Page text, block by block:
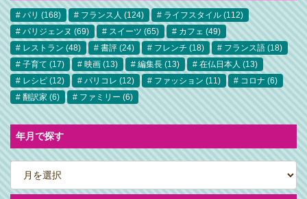
パリ (168) フランス人 (124) ライフスタイル (112)
パリジェンヌ (69) スイーツ (65) カフェ (49)
レストラン (48) 書評 (24) フレンチ (18) フランス語 (18)
子育て (17) 映画 (13) 編集長 (13) 在仏日本人 (13)
レシピ (12) パリコレ (12) ファッション (11) コロナ (6)
翻訳家 (6) ファミリー (6)
年月で探す
ア
ー
カ
イ